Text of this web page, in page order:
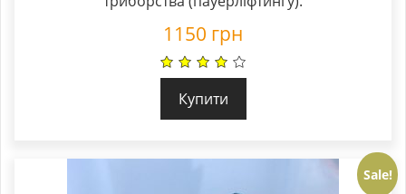
1150 грн
Купити
Sale!